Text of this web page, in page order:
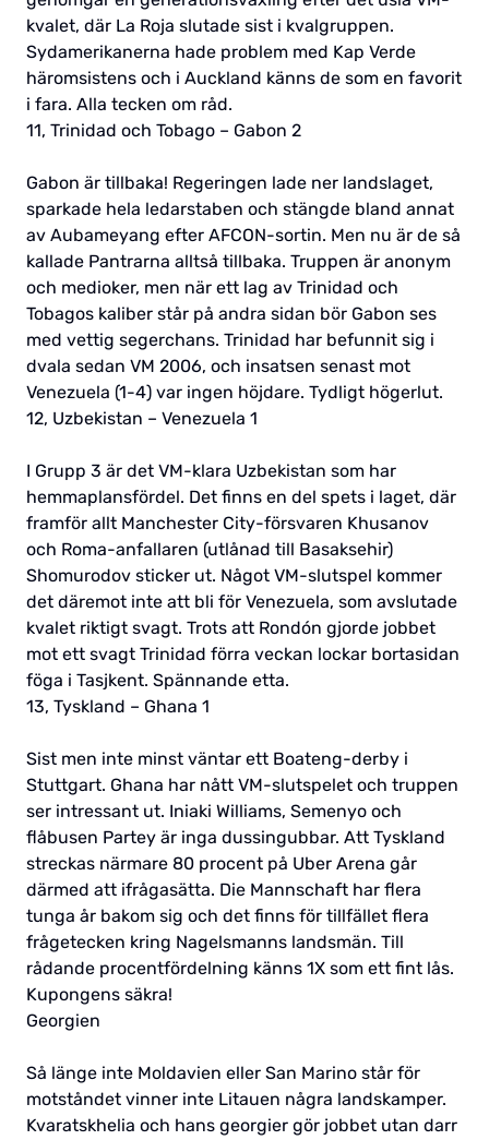
kvalet, där La Roja slutade sist i kvalgruppen.
Sydamerikanerna hade problem med Kap Verde
häromsistens och i Auckland känns de som en favorit
i fara. Alla tecken om råd.
11, Trinidad och Tobago – Gabon 2
Gabon är tillbaka! Regeringen lade ner landslaget,
sparkade hela ledarstaben och stängde bland annat
av Aubameyang efter AFCON-sortin. Men nu är de så
kallade Pantrarna alltså tillbaka. Truppen är anonym
och medioker, men när ett lag av Trinidad och
Tobagos kaliber står på andra sidan bör Gabon ses
med vettig segerchans. Trinidad har befunnit sig i
dvala sedan VM 2006, och insatsen senast mot
Venezuela (1-4) var ingen höjdare. Tydligt högerlut.
12, Uzbekistan – Venezuela 1
I Grupp 3 är det VM-klara Uzbekistan som har
hemmaplansfördel. Det finns en del spets i laget, där
framför allt Manchester City-försvaren Khusanov
och Roma-anfallaren (utlånad till Basaksehir)
Shomurodov sticker ut. Något VM-slutspel kommer
det däremot inte att bli för Venezuela, som avslutade
kvalet riktigt svagt. Trots att Rondón gjorde jobbet
mot ett svagt Trinidad förra veckan lockar bortasidan
föga i Tasjkent. Spännande etta.
13, Tyskland – Ghana 1
Sist men inte minst väntar ett Boateng-derby i
Stuttgart. Ghana har nått VM-slutspelet och truppen
ser intressant ut. Iniaki Williams, Semenyo och
flåbusen Partey är inga dussingubbar. Att Tyskland
streckas närmare 80 procent på Uber Arena går
därmed att ifrågasätta. Die Mannschaft har flera
tunga år bakom sig och det finns för tillfället flera
frågetecken kring Nagelsmanns landsmän. Till
rådande procentfördelning känns 1X som ett fint lås.
Kupongens säkra!
Georgien
Så länge inte Moldavien eller San Marino står för
motståndet vinner inte Litauen några landskamper.
Kvaratskhelia och hans georgier gör jobbet utan darr